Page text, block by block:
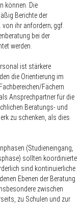
können. Die
Berichte der
ihr anfordern; ggf.
bei der
werden.
ist stärkere
die Orientierung im
Fächern
Ansprechpartner für die
Beratungs- und
zu schenken, als dies
(Studieneingang,
sollten koordinierte
sind kontinuierliche
Ebenen der Beratung
zwischen
zu Schulen und zur